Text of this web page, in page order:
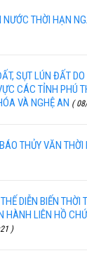
NƯỚC THỜI HẠN
SỤT LÚN ĐẤT
CÁC TỈNH PHÚ
VÀ NGHỆ AN (
THỦY VĂN
DIỄN BIẾN THỜI
HÀNH LIÊN HỒ
)